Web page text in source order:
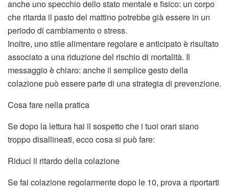
anche uno specchio dello stato mentale e fisico: un corpo
che ritarda il pasto del mattino potrebbe già essere in un
periodo di cambiamento o stress.
Inoltre, uno stile alimentare regolare e anticipato è risultato
associato a una riduzione del rischio di mortalità. Il
messaggio è chiaro: anche il semplice gesto della
colazione può essere parte di una strategia di prevenzione.
Cosa fare nella pratica
Se dopo la lettura hai il sospetto che i tuoi orari siano
troppo disallineati, ecco cosa si può fare:
Riduci il ritardo della colazione
Se fai colazione regolarmente dopo le 10, prova a riportarti